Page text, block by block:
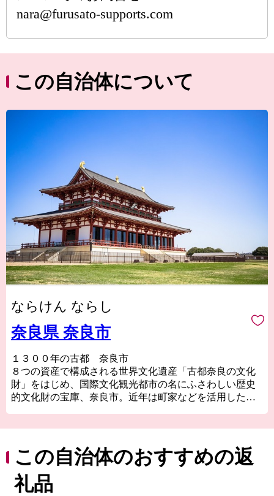
nara@furusato-supports.com
この自治体について
ならけん ならし
奈良県 奈良市
１３００年の古都 奈良市
８つの資産で構成される世界文化遺産「古都奈良の文化
財」をはじめ、国際文化観光都市の名にふさわしい歴史
的文化財の宝庫、奈良市。近年は町家などを活用した個
古都奈良はこれからも歴史と伝統を生かしたまちづくり
をすすめます。
この自治体のおすすめの返
礼品